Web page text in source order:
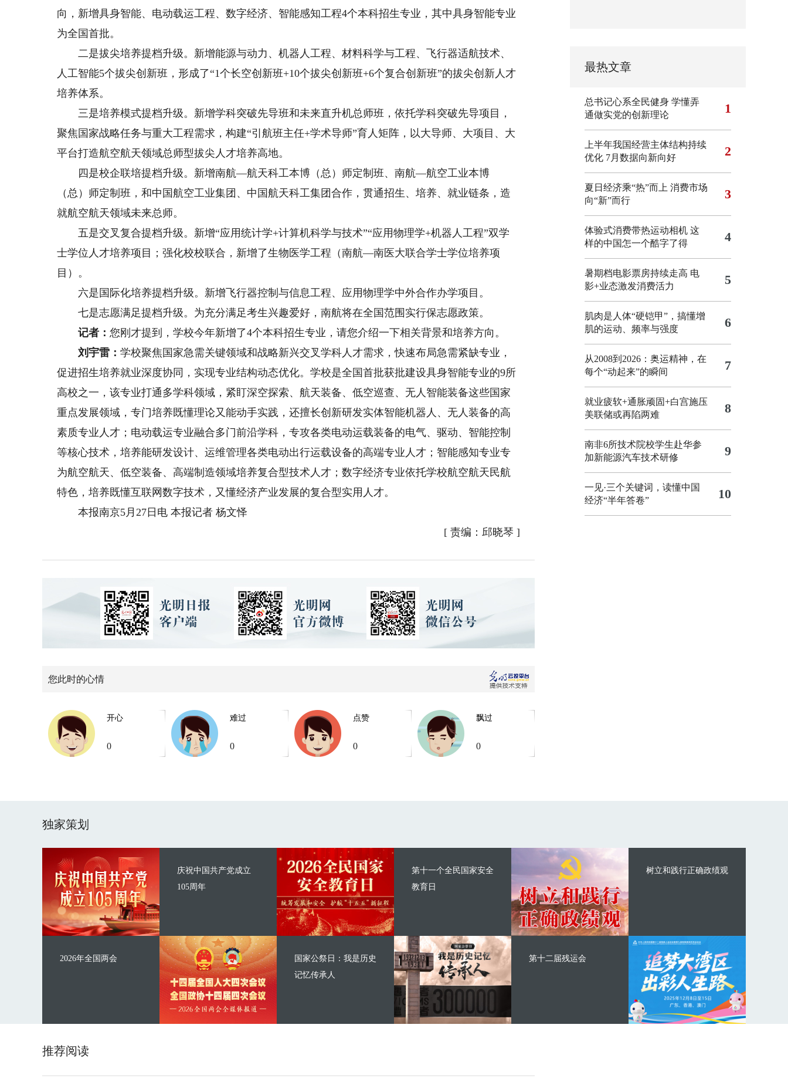
向，新增具身智能、电动载运工程、数字经济、智能感知工程4个本科招生专业，其中具身智能专业
为全国首批。
二是拔尖培养提档升级。新增能源与动力、机器人工程、材料科学与工程、飞行器适航技术、
人工智能5个拔尖创新班，形成了“1个长空创新班+10个拔尖创新班+6个复合创新班”的拔尖创新人才
培养体系。
三是培养模式提档升级。新增学科突破先导班和未来直升机总师班，依托学科突破先导项目，
聚焦国家战略任务与重大工程需求，构建“引航班主任+学术导师”育人矩阵，以大导师、大项目、大
平台打造航空航天领域总师型拔尖人才培养高地。
四是校企联培提档升级。新增南航—航天科工本博（总）师定制班、南航—航空工业本博
（总）师定制班，和中国航空工业集团、中国航天科工集团合作，贯通招生、培养、就业链条，造
就航空航天领域未来总师。
五是交叉复合提档升级。新增“应用统计学+计算机科学与技术”“应用物理学+机器人工程”双学
士学位人才培养项目；强化校校联合，新增了生物医学工程（南航—南医大联合学士学位培养项
目）。
六是国际化培养提档升级。新增飞行器控制与信息工程、应用物理学中外合作办学项目。
七是志愿满足提档升级。为充分满足考生兴趣爱好，南航将在全国范围实行保志愿政策。
记者：您刚才提到，学校今年新增了4个本科招生专业，请您介绍一下相关背景和培养方向。
刘宇雷：学校聚焦国家急需关键领域和战略新兴交叉学科人才需求，快速布局急需紧缺专业，
促进招生培养就业深度协同，实现专业结构动态优化。学校是全国首批获批建设具身智能专业的9所
高校之一，该专业打通多学科领域，紧盯深空探索、航天装备、低空巡查、无人智能装备这些国家
重点发展领域，专门培养既懂理论又能动手实践，还擅长创新研发实体智能机器人、无人装备的高
素质专业人才；电动载运专业融合多门前沿学科，专攻各类电动运载装备的电气、驱动、智能控制
等核心技术，培养能研发设计、运维管理各类电动出行运载设备的高端专业人才；智能感知专业专
为航空航天、低空装备、高端制造领域培养复合型技术人才；数字经济专业依托学校航空航天民航
特色，培养既懂互联网数字技术，又懂经济产业发展的复合型实用人才。
本报南京5月27日电 本报记者 杨文怿
[ 责编：邱晓琴 ]
您此时的心情
开心
0
难过
0
点赞
0
飘过
0
最热文章
总书记心系全民健身 学懂弄
通做实党的创新理论
1
上半年我国经营主体结构持续
优化 7月数据向新向好 2
夏日经济乘“热”而上 消费市场
向“新”而行
3
体验式消费带热运动相机 这
样的中国怎一个酷字了得
4
暑期档电影票房持续走高 电
影+业态激发消费活力
5
肌肉是人体“硬铠甲”，搞懂增
肌的运动、频率与强度
6
从2008到2026：奥运精神，在
每个“动起来”的瞬间
7
就业疲软+通胀顽固+白宫施压
美联储或再陷两难
8
南非6所技术院校学生赴华参
加新能源汽车技术研修
9
一见·三个关键词，读懂中国
经济“半年答卷”
10
独家策划
庆祝中国共产党成立
105周年
2026年全国两会
第十一个全民国家安全
教育日
国家公祭日：我是历史
记忆传承人
树立和践行正确政绩观
第十二届残运会
推荐阅读